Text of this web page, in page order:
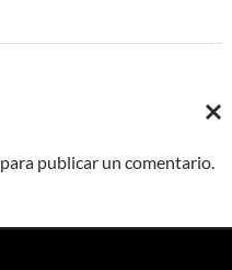
LA
para publicar un comentario.